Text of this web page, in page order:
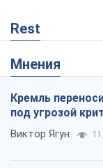
Rest
Мнения
Кремль
под угрозой
Виктор Ягун